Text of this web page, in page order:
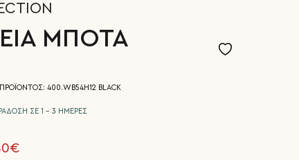
ΜΠΟΤΑ
400.WB54H12 BLACK
ΣΕ 1 - 3 ΗΜΕΡΕΣ